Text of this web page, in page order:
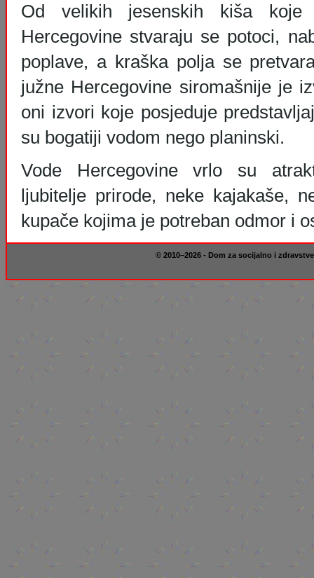
Od velikih jesenskih kiša koje
Hercegovine stvaraju se potoci,
poplave, a kraška polja se
južne Hercegovine siromašnije je
oni izvori koje posjeduje
su bogatiji vodom nego planinski.
Vode Hercegovine vrlo su
ljubitelje prirode, neke kajakaše,
kupače kojima je potreban odmor i
© 2010–2026 - Dom za socijalno i